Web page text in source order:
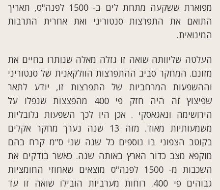
מפוארת ששקעה מתחת לים ב- 1500 לפנה"ס, תאריך
התואם את התפרצות סנטוריני ואת אחרית התרבות
המינואית.
העלטה שליוותה שואה זו גזלה מאלה שנותרו בחיים את
מזונם. המחקר סביב ההתפרצות הוולקאנית של סנטוריני
וההשפעות המרחביות של התפרצות זו, יודע לתאר
שפיצוץ זה היה חזק פי 400 מהפצצות שנפלו על
הירושימה ונאגאסקי . אכן היו לכך השפעות גלובליות
משמעותיות מאוד. מזה 13 שנה נערך מחקר אקלים
בקוטב הצפוני בו נוספים כל שנה שני ס"מ קרח בהם
מוקפא מצב כדור הארץ באותה שנה. כאשר בודקים את
השכבות מ- 1500 לפנה"ס מוצאים שאחוזי החומציות
גבוהים פי 400. רוחות מערביות הובילו שואה זו עד